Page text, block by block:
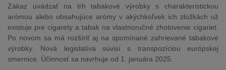
Zákaz uvádzať na trh tabakové výrobky s charakteristickou
arómou alebo obsahujúce arómy v akýchkoľvek ich zložkách už
existuje pre cigarety a tabak na vlastnoručné zhotovenie cigariet.
Po novom sa má rozšíriť aj na spomínané zahrievané tabakové
výrobky. Nová legislatíva súvisí s transpozíciou európskej
smernice. Účinnosť sa navrhuje od 1. januára 2025.